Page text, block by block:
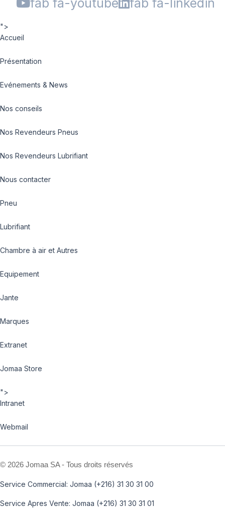
fab fa-youtube
fab fa-linkedin
">
Accueil
Présentation
Evénements & News
Nos conseils
Nos Revendeurs Pneus
Nos Revendeurs Lubrifiant
Nous contacter
Pneu
Lubrifiant
Chambre à air et Autres
Equipement
Jante
Marques
Extranet
Jomaa Store
">
Intranet
Webmail
© 2026 Jomaa SA - Tous droits réservés
Service Commercial: Jomaa (+216) 31 30 31 00
Service Apres Vente: Jomaa (+216) 31 30 31 01